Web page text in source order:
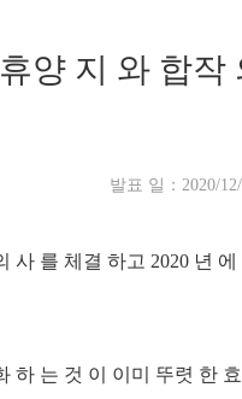
양 지 와 합작
발표 일：2020/
사 를 체결 하고 2020 년
는 것 이 이미 뚜렷 한